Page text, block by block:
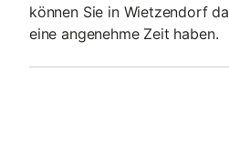
können Sie in Wietzendorf
eine angenehme Zeit haben.